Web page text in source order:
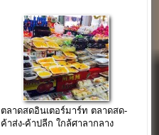
ตลาดสดอินเตอร์มาร์ท ตลาดสด-
ค้าส่ง-ค้าปลีก ใกล้ศาลากลาง